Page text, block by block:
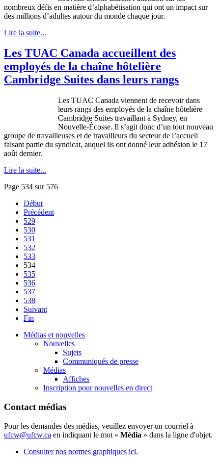
nombreux défis en matière d’alphabétisation qui ont un impact sur
des millions d’adultes autourdu monde chaque jour.
Lire la suite...
Les TUAC Canada accueillent des
employés de la chaîne hôtelière
Cambridge Suites dans leurs rangs
Les TUAC Canada viennent de recevoir dans
leurs rangs des employés de la chaîne hôtelière
Cambridge Suites travaillant à Sydney, en
Nouvelle-Écosse. Il s’agit donc d’un tout nouveau
groupe de travailleuses et de travailleurs du secteurde l’accueil
faisant partie du syndicat, auquel ils ont donné leur adhésion le 17
août dernier.
Lire la suite...
Page 534 sur 576
Début
Précédent
529
530
531
532
533
534
535
536
537
538
Suivant
Fin
Médias et nouvelles
Nouvelles
Sujets
Communiqués de presse
Médias
Affiches
Inscription pour nouvelles en direct
Contact médias
Pour les demandes des médias, veuillez envoyer un courriel à
ufcw@ufcw.ca en indiquant le mot « Média » dans la ligne d'objet.
Consulter nos normes graphiques ici.